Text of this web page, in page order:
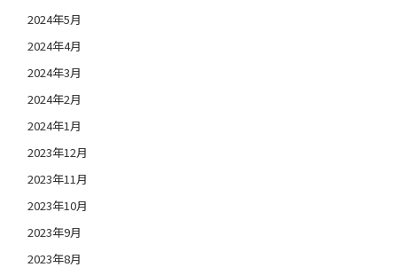
2024年5月
2024年4月
2024年3月
2024年2月
2024年1月
2023年12月
2023年11月
2023年10月
2023年9月
2023年8月